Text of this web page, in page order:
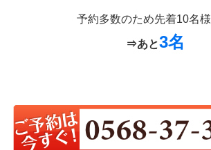
予約多数のため先着10名
⇒あと3名